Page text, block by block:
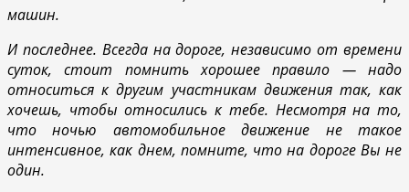
машин.
И последнее. Всегда на дороге, независимо от времени
суток, стоит помнить хорошее правило — надо
относиться к другим участникам движения так, как
хочешь, чтобы относились к тебе. Несмотря на то,
что ночью автомобильное движение не такое
интенсивное, как днем, помните, что на дороге Вы не
один.